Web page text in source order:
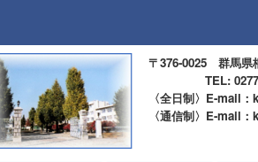
〒376-0025 群馬県
TEL: 0277-45-
〈全日制〉E-mail
〈通信制〉E-mail